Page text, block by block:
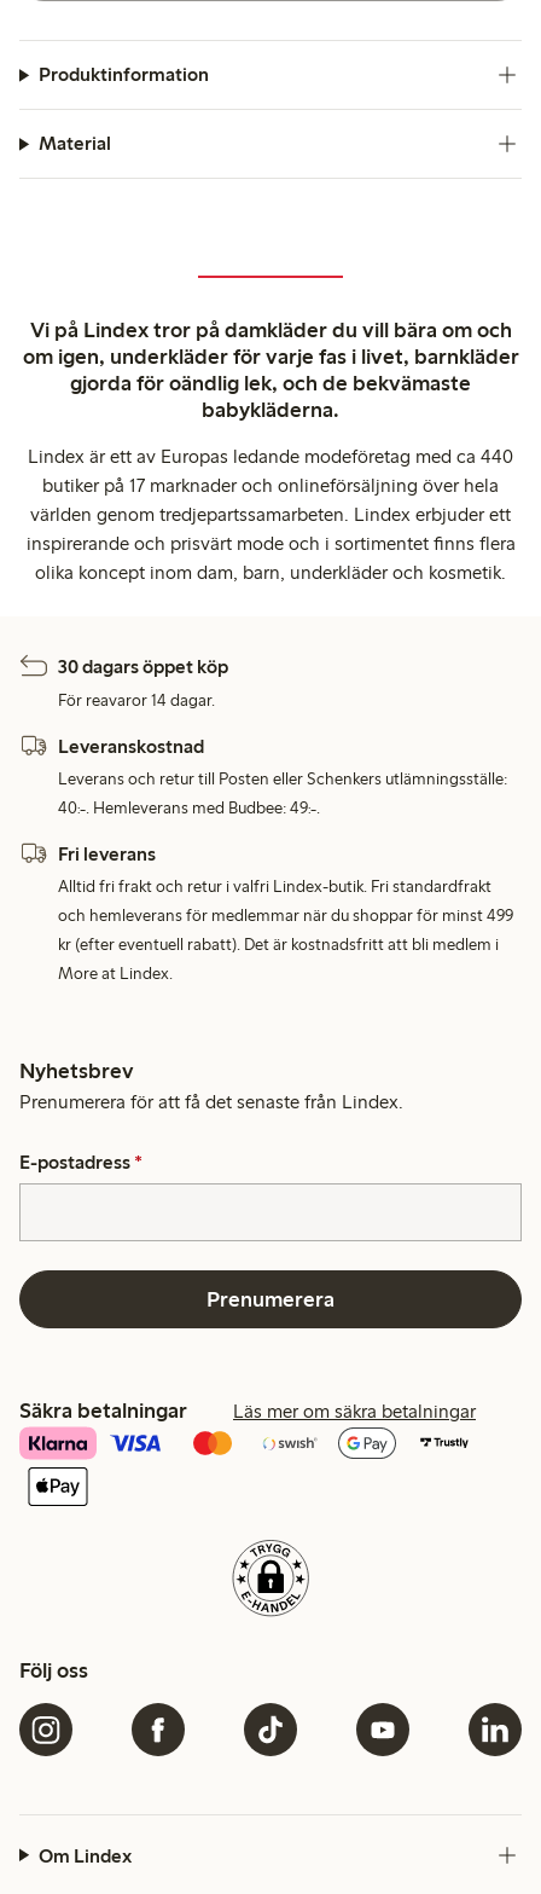
Produktinformation
Material
Vi på Lindex tror på damkläder du vill bära om och
om igen, underkläder för varje fas i livet, barnkläder
gjorda för oändlig lek, och de bekvämaste
babykläderna.
Lindex är ett av Europas ledande modeföretag med ca 440
butiker på 17 marknader och onlineförsäljning över hela
världen genom tredjepartssamarbeten. Lindex erbjuder ett
inspirerande och prisvärt mode och i sortimentet finns flera
olika koncept inom dam, barn, underkläder och kosmetik.
30 dagars öppet köp
För reavaror 14 dagar.
Leveranskostnad
Leverans och retur till Posten eller Schenkers utlämningsställe:
40:-. Hemleverans med Budbee: 49:-.
Fri leverans
Alltid fri frakt och retur i valfri Lindex-butik. Fri standardfrakt
och hemleverans för medlemmar när du shoppar för minst 499
kr (efter eventuell rabatt). Det är kostnadsfritt att bli medlem i
More at Lindex.
Nyhetsbrev
Prenumerera för att få det senaste från Lindex.
E-postadress *
Prenumerera
Säkra betalningar Läs mer om säkra betalningar
Följ oss
Om Lindex